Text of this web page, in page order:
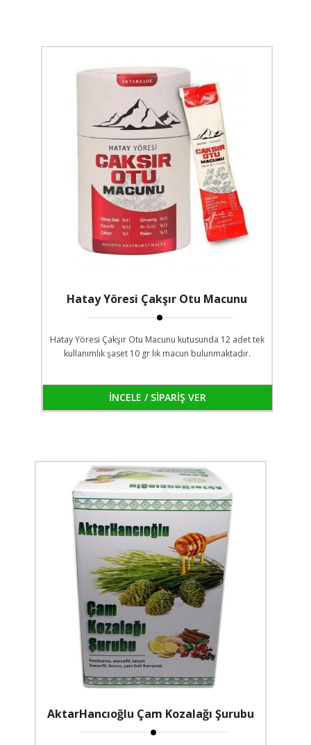
Hatay Yöresi Çakşır Otu Macunu
Hatay Yöresi Çakşır Otu Macunu kutusunda 12 adet tek
kullanımlık şaset 10 gr lık macun bulunmaktadır.
İNCELE / SİPARİŞ VER
AktarHancıoğlu Çam Kozalağı Şurubu
Macunu